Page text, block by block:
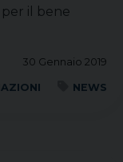
il bene
30 Gennaio 2019
NEWS